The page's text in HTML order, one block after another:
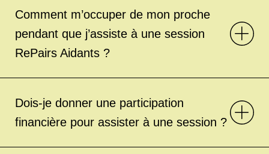
Comment m’occuper de mon proche
pendant que j’assiste à une session
RePairs Aidants ?
Dois-je donner une participation
financière pour assister à une session ?